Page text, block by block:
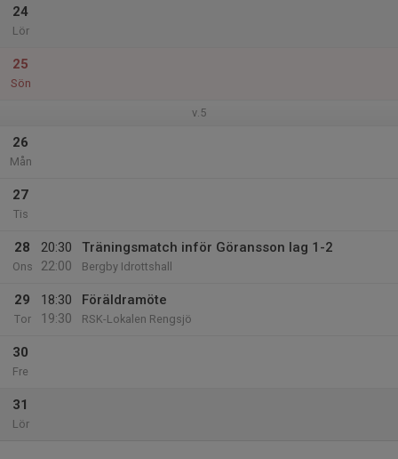
24
Lör
25
Sön
v.5
26
Mån
27
Tis
28
Ons
20:30
22:00
Träningsmatch inför Göransson lag 1-2
Bergby Idrottshall
29
Tor
18:30
19:30
Föräldramöte
RSK-Lokalen Rengsjö
30
Fre
31
Lör